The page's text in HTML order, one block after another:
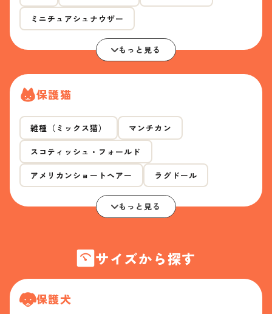
ミニチュアシュナウザー
もっと見る
保護猫
雑種（ミックス猫） マンチカン
スコティッシュ・フォールド
アメリカンショートヘアー ラグドール
もっと見る
サイズから探す
保護犬